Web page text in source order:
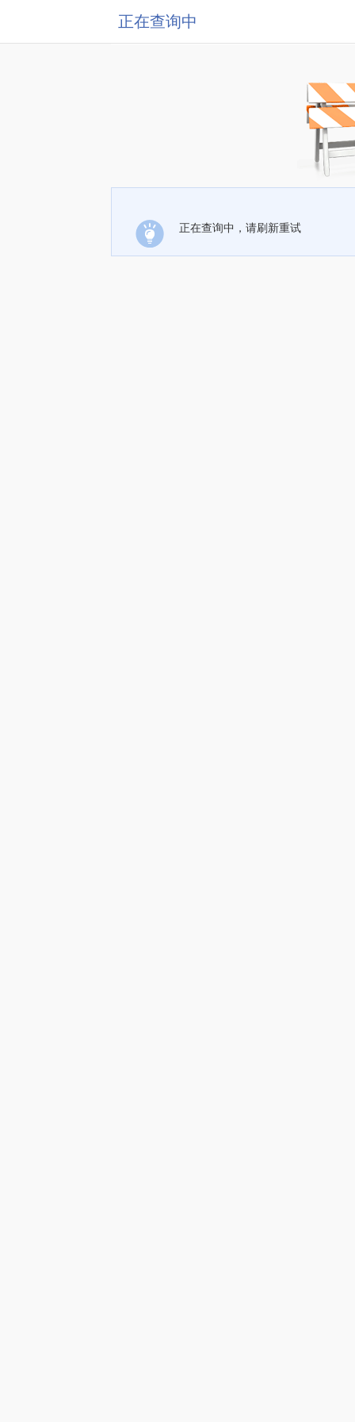
正在查询中
正在查询中，请刷新重试